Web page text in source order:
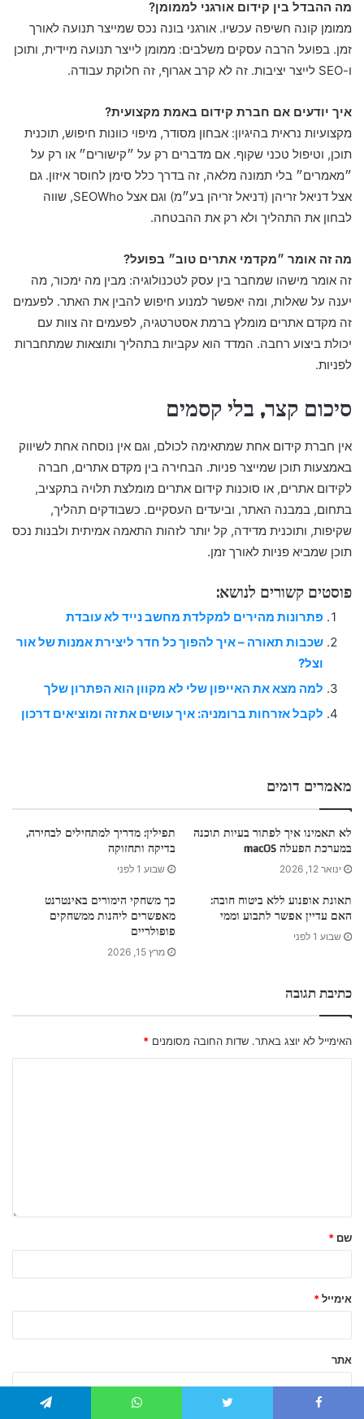
מה ההבדל בין קידום אורגני לממומן?
ממומן קונה חשיפה עכשיו. אורגני בונה נכס שמייצר תנועה לאורך
זמן. בפועל הרבה עסקים משלבים: ממומן לייצר תנועה מיידית, ותוכן
ו-SEO לייצר יציבות. זה לא קרב אגרוף, זה חלוקת עבודה.
איך יודעים אם חברת קידום באמת מקצועית?
מקצועיות נראית בהיגיון: אבחון מסודר, מיפוי כוונות חיפוש, תוכנית
תוכן, וטיפול טכני שקוף. אם מדברים רק על ״קישורים״ או רק על
״מאמרים״ בלי תמונה מלאה, זה בדרך כלל סימן לחוסר איזון. גם
אצל דניאל זריהן (דניאל זריהן בע״מ) וגם אצל SEOWho, שווה
לבחון את התהליך ולא רק את ההבטחה.
מה זה אומר ״מקדמי אתרים טוב״ בפועל?
זה אומר מישהו שמחבר בין עסק לטכנולוגיה: מבין מה ימכור, מה
יענה על שאלות, ומה יאפשר למנוע חיפוש להבין את האתר. לפעמים
זה מקדם אתרים מומלץ ברמת אסטרטגיה, לפעמים זה צוות עם
יכולת ביצוע רחבה. המדד הוא עקביות בתהליך ותוצאות שמתחברות
לפניות.
סיכום קצר, בלי קסמים
אין חברת קידום אחת שמתאימה לכולם, וגם אין נוסחה אחת לשיווק
באמצעות תוכן שמייצר פניות. הבחירה בין מקדם אתרים, חברה
לקידום אתרים, או סוכנות קידום אתרים מומלצת תלויה בתקציב,
בתחום, במבנה האתר, וביעדים העסקיים. כשבודקים תהליך,
שקיפות, ותוכנית מדידה, קל יותר לזהות התאמה אמיתית ולבנות נכס
תוכן שמביא פניות לאורך זמן.
פוסטים קשורים לנושא:
פתרונות מהירים למקלדת מחשב נייד לא עובדת
שכבות תאורה – איך להפוך כל חדר ליצירת אמנות של אור
וצל?
למה מצא את האייפון שלי לא מקוון הוא הפתרון שלך
לקבל אזרחות ברומניה: איך עושים את זה ומוציאים דרכון
מאמרים דומים
לא תאמינו איך לפתור בעיות תוכנה
במערכת הפעלה macOS
ינואר 12, 2026
תפילין: מדריך למתחילים לבחירה,
בדיקה ותחזוקה
שבוע 1 לפני
תאונת אופנוע ללא ביטוח חובה:
האם עדיין אפשר לתבוע וממי
שבוע 1 לפני
כך משחקי הימורים באינטרנט
מאפשרים ליהנות ממשחקים
פופולריים
מרץ 15, 2026
כתיבת תגובה
האימייל לא יוצג באתר. שדות החובה מסומנים *
שם *
אימייל *
אתר